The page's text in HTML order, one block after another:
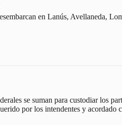
en Lanús, Avellaneda,
se suman para custodiar los
por los intendentes y